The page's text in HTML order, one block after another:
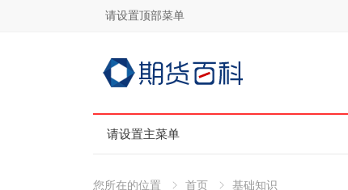
请设置顶部菜单
请设置主菜单
您所在的位置 首页 基础知识